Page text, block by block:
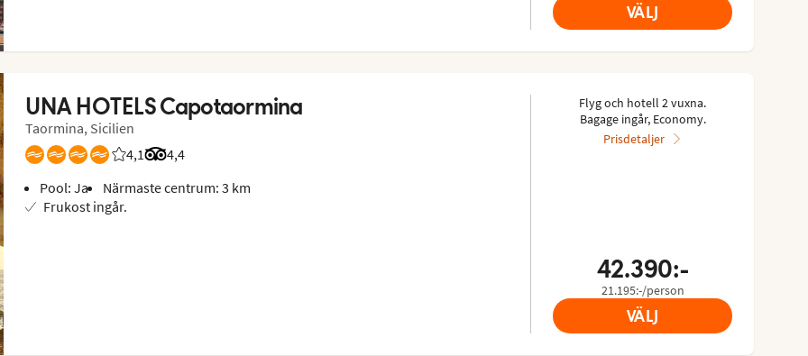
VÄLJ
UNA HOTELS Capotaormina
Taormina, Sicilien
4,1
Betyg från Vings gäster: 4.143/5
4,4
Betyg från Tripadvisor: 4.4 of 5
Pool: Ja
Närmaste centrum: 3 km
Frukost ingår.
Flyg och hotell 2 vuxna.
Bagage ingår, Economy.
Prisdetaljer
42.390:-
21.195:-/person
VÄLJ